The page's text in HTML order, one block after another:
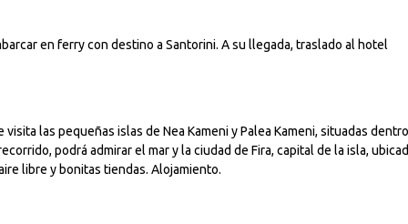
en ferry con destino a Santorini. A su llegada, traslado al hotel
las pequeñas islas de Nea Kameni y Palea Kameni, situadas
podrá admirar el mar y la ciudad de Fira, capital de la isla,
libre y bonitas tiendas. Alojamiento.